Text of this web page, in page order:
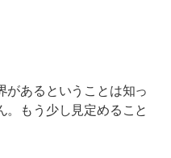
があるということは知っ
。もう少し見定めること